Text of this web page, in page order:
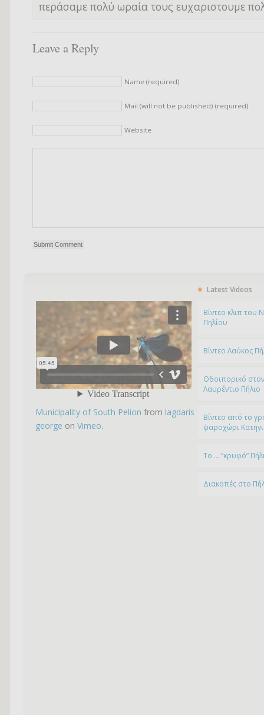
περάσαμε πολύ ωραία τους ευχαριστουμε
Leave a Reply
Name (required)
Mail (will not be published) (required)
Website
Municipality of South Pelion from lagdaris
george on Vimeo.
Latest Videos
Bίντεο κλιπ του
Πηλίου
Βίντεο Λαύκος
Οδοιπορικό
Λαυρέντιο Πήλιο
Βίντεο από το
ψαροχώρι
To … “κρυφό”
Διακοπές στο